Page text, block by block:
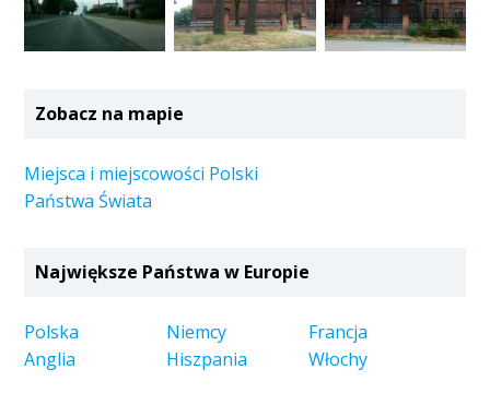
Zobacz na mapie
Miejsca i miejscowości Polski
Państwa Świata
Największe Państwa w Europie
Polska Niemcy
Francja
Anglia
Hiszpania Włochy